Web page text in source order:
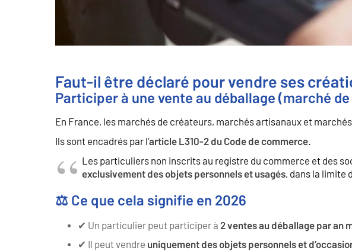
Faut-il être déclaré pour vendre ses
Participer à une vente au déballage (marché
En France, les marchés de créateurs, marchés artisanaux et
Ils sont encadrés par l’article L310-2 du Code de commerce.
Les particuliers non inscrits au registre du commerce et des
exclusivement des objets personnels et usagés, dans la limite
⚖️ Ce que cela signifie en 2026
✔ Un particulier peut participer à 2 ventes au déballage par an
✔ Il peut vendre uniquement des objets personnels et